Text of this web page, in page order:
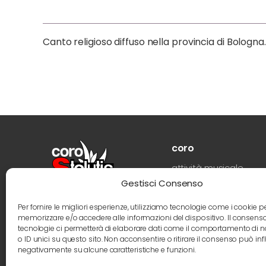
Gestisci Consenso
Per fornire le migliori esperienze, utilizziamo tecnologie come i cookie
memorizzare e/o accedere alle informazioni del dispositivo. Il
tecnologie ci permetterà di elaborare dati come il comportamento di
o ID unici su questo sito. Non acconsentire o ritirare il consenso può
negativamente su alcune caratteristiche e funzioni.
Canto religioso diffuso nella provincia di Bologna.
coro
attività musicale
storia
direttore
coristi
foto